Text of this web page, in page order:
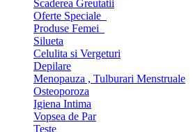
Scaderea Greutatii
Oferte Speciale
Produse Femei
Silueta
Celulita si Vergeturi
Depilare
Menopauza , Tulburari Menstruale
Osteoporoza
Igiena Intima
Vopsea de Par
Teste